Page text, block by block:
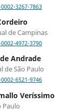
3267-7863
de Campinas
4972-3790
Andrade
de São Paulo
6521-9746
Veríssimo
Paulo